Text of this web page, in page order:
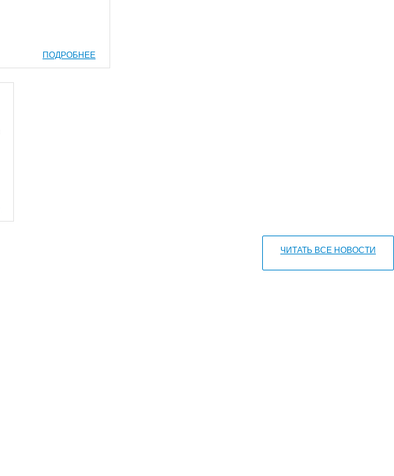
ПОДРОБНЕЕ
ЧИТАТЬ ВСЕ НОВОСТИ